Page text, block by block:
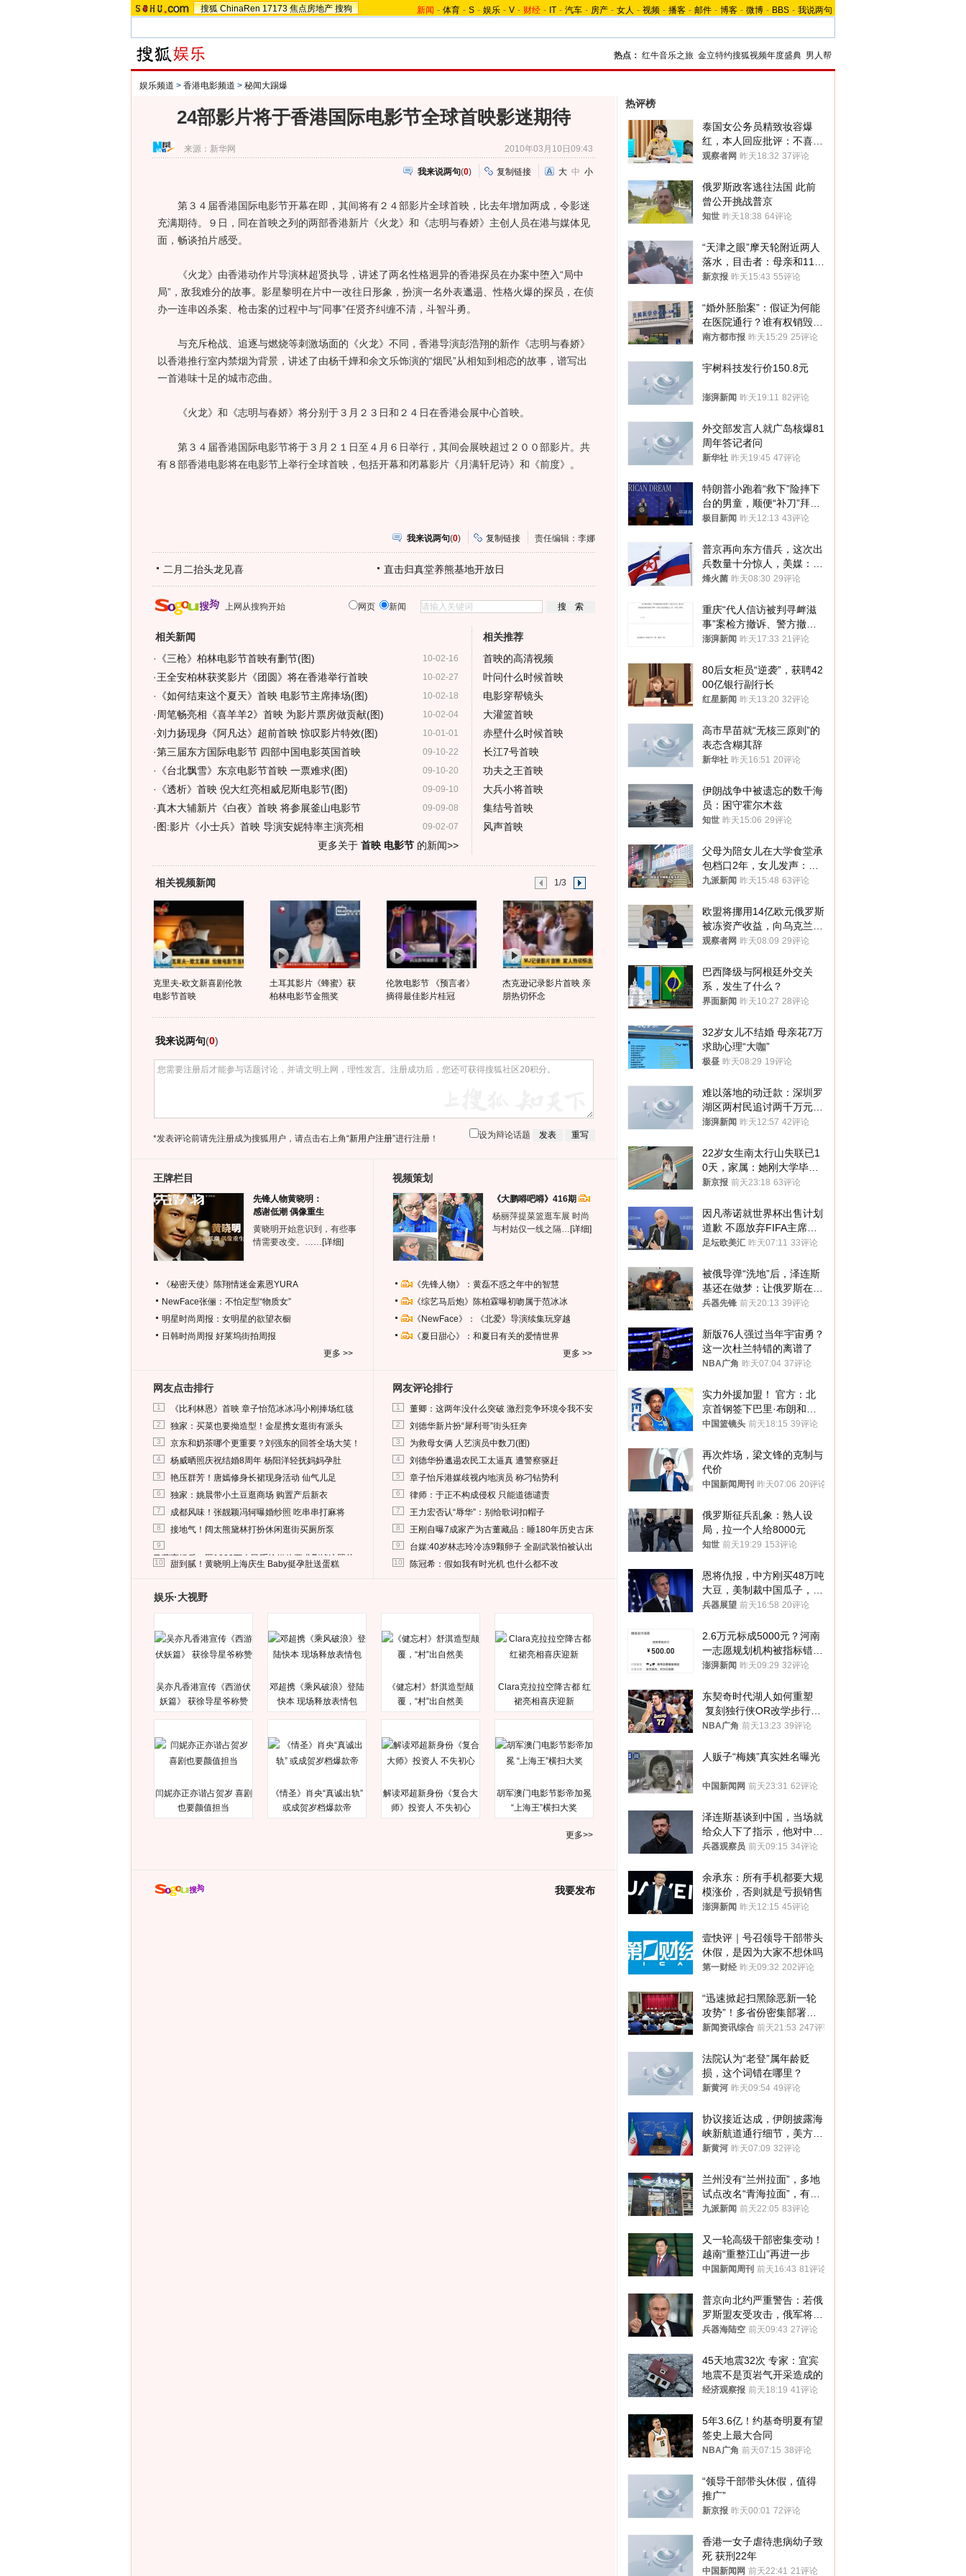
搜狐 ChinaRen 17173 焦点房地产 搜狗 新闻 - 体育 - S - 娱乐 - V - 财经 - IT - 汽车 - 房产 - 女人 - 视频 - 播客 - 邮件 - 博客 - 微博 - BBS - 我说两句
热点： 红牛音乐之旅 金立特约搜狐视频年度盛典 男人帮
娱乐频道 > 香港电影频道 > 秘闻大踢爆
24部影片将于香港国际电影节全球首映影迷期待
来源： 新华网 2010年03月10日09:43
我来说两句(0) 复制链接 大 中 小
第３４届香港国际电影节开幕在即，其间将有２４部影片全球首映，比去年增加两成，令影迷
充满期待。９日，同在首映之列的两部香港新片《火龙》和《志明与春娇》主创人员在港与媒体见
面，畅谈拍片感受。
《火龙》由香港动作片导演林超贤执导，讲述了两名性格迥异的香港探员在办案中堕入“局中
局”，敌我难分的故事。影星黎明在片中一改往日形象，扮演一名外表邋遢、性格火爆的探员，在侦
办一连串凶杀案、枪击案的过程中与“同事”任贤齐纠缠不清，斗智斗勇。
与充斥枪战、追逐与燃烧等刺激场面的《火龙》不同，香港导演彭浩翔的新作《志明与春娇》
以香港推行室内禁烟为背景，讲述了由杨千嬅和余文乐饰演的“烟民”从相知到相恋的故事，谱写出
一首港味十足的城市恋曲。
《火龙》和《志明与春娇》将分别于３月２３日和２４日在香港会展中心首映。
第３４届香港国际电影节将于３月２１日至４月６日举行，其间会展映超过２００部影片。共
有８部香港电影将在电影节上举行全球首映，包括开幕和闭幕影片《月满轩尼诗》和《前度》。
我来说两句(0) 复制链接 责任编辑：李娜
二月二抬头龙见喜 直击归真堂养熊基地开放日
上网从搜狗开始 网页 新闻
相关新闻
10-02-16
· 《三枪》柏林电影节首映有删节(图)
10-02-27
·王全安柏林获奖影片《团圆》将在香港举行首映
10-02-18
· 《如何结束这个夏天》首映 电影节主席捧场(图)
10-02-04
· 周笔畅亮相《喜羊羊2》首映 为影片票房做贡献(图)
10-01-01
·刘力扬现身《阿凡达》超前首映 惊叹影片特效(图)
09-10-22
·第三届东方国际电影节 四部中国电影英国首映
09-10-20
· 《台北飘雪》东京电影节首映 一票难求(图)
09-09-10
· 《透析》首映 倪大红亮相威尼斯电影节(图)
09-09-08
·真木大辅新片《白夜》首映 将参展釜山电影节
09-02-07
· 图:影片《小士兵》首映 导演安妮特率主演亮相
更多关于 首映 电影节的新闻>>
相关推荐
首映的高清视频
叶问什么时候首映
电影穿帮镜头
大灌篮首映
赤壁什么时候首映
长江7号首映
功夫之王首映
大兵小将首映
集结号首映
风声首映
相关视频新闻 1/3
克里夫-欧文新喜剧伦敦
电影节首映
土耳其影片《蜂蜜》获
柏林电影节金熊奖
伦敦电影节 《预言者》
摘得最佳影片桂冠
杰克逊记录影片首映 亲
朋热切怀念
我来说两句(0)
*发表评论前请先注册成为搜狐用户，请点击右上角“新用户注册”进行注册！ 设为辩论话题
王牌栏目
先锋人物黄晓明：
感谢低潮 偶像重生
黄晓明开始意识到，有些事
情需要改变。…… [详细]
《秘密天使》陈翔情迷金素恩YURA
NewFace张俪：不怕定型“物质女”
明星时尚周报：女明星的欲望衣橱
日韩时尚周报 好莱坞街拍周报
更多 >>
视频策划
《大鹏嘚吧嘚》416期
杨丽萍提菜篮逛车展 时尚
与村姑仅一线之隔… [详细]
《先锋人物》：黄磊不惑之年中的智慧
《综艺马后炮》陈柏霖曝初吻属于范冰冰
《NewFace》：《北爱》导演续集玩穿越
《夏日甜心》：和夏日有关的爱情世界
更多 >>
网友点击排行
1 《比利林恩》首映 章子怡范冰冰冯小刚捧场红毯
2 独家：买菜也要拗造型！金星携女逛街有派头
3 京东和奶茶哪个更重要？刘强东的回答全场大笑！
4 杨威晒照庆祝结婚8周年 杨阳洋轻抚妈妈孕肚
5 艳压群芳！唐嫣修身长裙现身活动 仙气儿足
6 独家：姚晨带小土豆逛商场 购置产后新衣
7 成都风味！张靓颖冯轲曝婚纱照 吃串串打麻将
8 接地气！阔太熊黛林打扮休闲逛街买厕所泵
9
马蓉离婚后，砸1000万人民币给媒体要求删掉这照片
10 甜到腻！黄晓明上海庆生 Baby挺孕肚送蛋糕
网友评论排行
1 董卿：这两年没什么突破 激烈竞争环境令我不安
2 刘德华新片扮“犀利哥”街头狂奔
3 为救母女俩 人艺演员中数刀(图)
4 刘德华扮邋遢农民工太逼真 遭警察驱赶
5 章子怡斥港媒歧视内地演员 称刁钻势利
6 律师：于正不构成侵权 只能道德谴责
7 王力宏否认“辱华”：别给歌词扣帽子
8 王刚自曝7成家产为古董藏品：睡180年历史古床
9 台媒:40岁林志玲冷冻9颗卵子 全副武装怕被认出
10 陈冠希：假如我有时光机 也什么都不改
娱乐·大视野
吴亦凡香港宣传《西游伏
妖篇》 获徐导星爷称赞
邓超携《乘风破浪》登陆
快本 现场释放表情包
《健忘村》舒淇造型颠
覆，“村”出自然美
Clara克拉拉空降古都 红
裙亮相喜庆迎新
闫妮亦正亦谐占贺岁 喜剧
也要颜值担当
《情圣》肖央“真诚出轨”
或成贺岁档爆款帝
解读邓超新身份《复合大
师》投资人 不失初心
胡军澳门电影节影帝加冕
“上海王”横扫大奖
更多>>
我要发布
热评榜
泰国女公务员精致妆容爆
红，本人回应批评：不喜欢
就别看
观察者网 昨天18:32 37评论
俄罗斯政客逃往法国 此前
曾公开挑战普京
知世 昨天18:38 64评论
“天津之眼”摩天轮附近两人
落水，目击者：母亲和11岁
儿子先后被打捞上岸
新京报 昨天15:43 55评论
“婚外胚胎案”：假证为何能
在医院通行？谁有权销毁胚
胎？
南方都市报 昨天15:29 25评论
宇树科技发行价150.8元
澎湃新闻 昨天19:11 82评论
外交部发言人就广岛核爆81
周年答记者问
新华社 昨天19:45 47评论
特朗普小跑着“救下”险摔下
台的男童，顺便“补刀”拜
登：“我可不想他像拜登一
极目新闻 昨天12:13 43评论
普京再向东方借兵，这次出
兵数量十分惊人，美媒：俄
朝要动真格？
烽火菌 昨天08:30 29评论
重庆“代人信访被判寻衅滋
事”案检方撤诉、警方撤
案，两被告人获国赔
澎湃新闻 昨天17:33 21评论
80后女柜员“逆袭”，获聘42
00亿银行副行长
红星新闻 昨天13:20 32评论
高市早苗就“无核三原则”的
表态含糊其辞
新华社 昨天16:51 20评论
伊朗战争中被遗忘的数千海
员：困守霍尔木兹
知世 昨天15:06 29评论
父母为陪女儿在大学食堂承
包档口2年，女儿发声：初
衷是为了陪伴，毕业后将不
九派新闻 昨天15:48 63评论
欧盟将挪用14亿欧元俄罗斯
被冻资产收益，向乌克兰提
供援助
观察者网 昨天08:09 29评论
巴西降级与阿根廷外交关
系，发生了什么？
界面新闻 昨天10:27 28评论
32岁女儿不结婚 母亲花7万
求助心理“大咖”
极昼 昨天08:29 19评论
难以落地的动迁款：深圳罗
湖区两村民追讨两千万元动
迁款八年未果
澎湃新闻 昨天12:57 42评论
22岁女生南太行山失联已1
0天，家属：她刚大学毕业
想到山里旅行
新京报 前天23:18 63评论
因凡蒂诺就世界杯出售计划
道歉 不愿放弃FIFA主席职
位
足坛欧美汇 昨天07:11 33评论
被俄导弹“洗地”后，泽连斯
基还在做梦：让俄罗斯在冬
季前求和？
兵器先锋 前天20:13 39评论
新版76人强过当年宇宙勇？
这一次杜兰特错的离谱了
NBA广角 昨天07:04 37评论
实力外援加盟！ 官方：北
京首钢签下巴里·布朗和桑
普森
中国篮镜头 前天18:15 39评论
再次炸场，梁文锋的克制与
代价
中国新闻周刊 昨天07:06 20评论
俄罗斯征兵乱象：熟人设
局，拉一个人给8000元
知世 前天19:29 153评论
恩将仇报，中方刚买48万吨
大豆，美制裁中国瓜子，布
林肯措辞变了
兵器展望 前天16:58 20评论
2.6万元标成5000元？河南
一志愿规划机构被指标错学
费致考生复读
澎湃新闻 昨天09:29 32评论
东契奇时代湖人如何重塑
复刻独行侠OR改学步行
者？
NBA广角 前天13:23 39评论
人贩子“梅姨”真实姓名曝光
中国新闻网 前天23:31 62评论
泽连斯基谈到中国，当场就
给众人下了指示，他对中国
和中乌关系，显然又有了新
兵器观察员 前天09:15 34评论
余承东：所有手机都要大规
模涨价，否则就是亏损销售
澎湃新闻 昨天12:15 45评论
壹快评｜号召领导干部带头
休假，是因为大家不想休吗
第一财经 昨天09:32 202评论
“迅速掀起扫黑除恶新一轮
攻势”！多省份密集部署，
公布举报方式
新闻资讯综合 前天21:53 247评论
法院认为“老登”属年龄贬
损，这个词错在哪里？
新黄河 昨天09:54 49评论
协议接近达成，伊朗披露海
峡新航道通行细节，美方再
提“倒计时”
新黄河 昨天07:09 32评论
兰州没有“兰州拉面”，多地
试点改名“青海拉面”，有商
家改名已两年
九派新闻 前天22:05 83评论
又一轮高级干部密集变动！
越南“重整江山”再进一步
中国新闻周刊 前天16:43 81评论
普京向北约严重警告：若俄
罗斯盟友受攻击，俄军将动
用核武器保护
兵器海陆空 前天09:43 27评论
45天地震32次 专家：宜宾
地震不是页岩气开采造成的
经济观察报 前天18:19 41评论
5年3.6亿！约基奇明夏有望
签史上最大合同
NBA广角 前天07:15 38评论
“领导干部带头休假，值得
推广”
新京报 昨天00:01 72评论
香港一女子虐待患病幼子致
死 获刑22年
中国新闻网 前天22:41 21评论